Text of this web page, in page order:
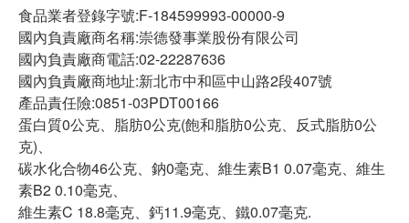
食品業者登錄字號:F-184599993-00000-9
國內負責廠商名稱:崇德發事業股份有限公司
國內負責廠商電話:02-22287636
國內負責廠商地址:新北市中和區中山路2段407號
產品責任險:0851-03PDT00166
蛋白質0公克、脂肪0公克(飽和脂肪0公克、反式脂肪0公
克)、
碳水化合物46公克、鈉0毫克、維生素B1 0.07毫克、維生
素B2 0.10毫克、
維生素C 18.8毫克、鈣11.9毫克、鐵0.07毫克.